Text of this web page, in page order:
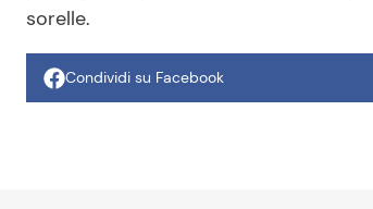
sorelle.
Condividi su Facebook